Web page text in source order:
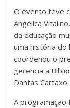
O evento teve
Angélica
da educação
uma história do
coordenou o
gerencia a
Dantas Cartaxo.
A programação